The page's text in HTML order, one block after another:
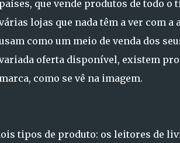
países, que vende produtos de todo o
lojas que nada têm a ver com a
como um meio de venda dos
oferta disponível, existem
marca, como se vê na imagem.
tipos de produto: os leitores de